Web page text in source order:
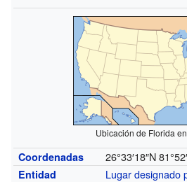
Ubicación de Florida
Coordenadas 26°33′18″N
Entidad
Lugar designado